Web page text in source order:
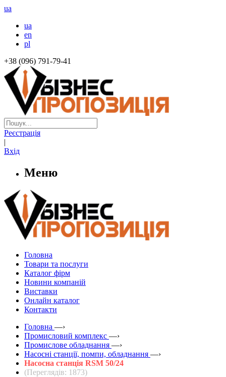
ua
ua
en
pl
+38 (096) 791-79-41
Реєстрація
|
Вхід
Меню
Головна
Товари та послуги
Каталог фірм
Новини компаній
Виставки
Онлайн каталог
Контакти
Головна —›
Промисловий комплекс —›
Промислове обладнання —›
Насосні станції, помпи, обладнання —›
Насосна станція RSM 50/24
(Переглядів: 1873)